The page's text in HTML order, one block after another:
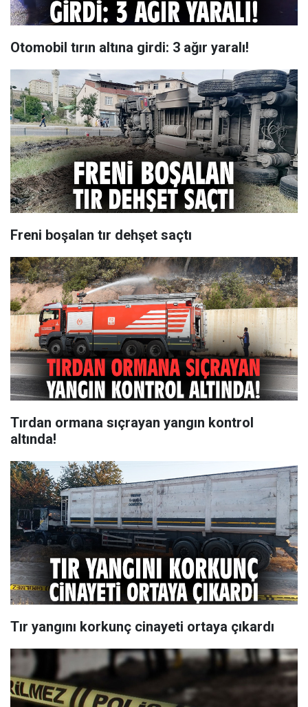
Otomobil tırın altına girdi: 3 ağır yaralı!
Freni boşalan tır dehşet saçtı
Tırdan ormana sıçrayan yangın kontrol
altında!
Tır yangını korkunç cinayeti ortaya çıkardı